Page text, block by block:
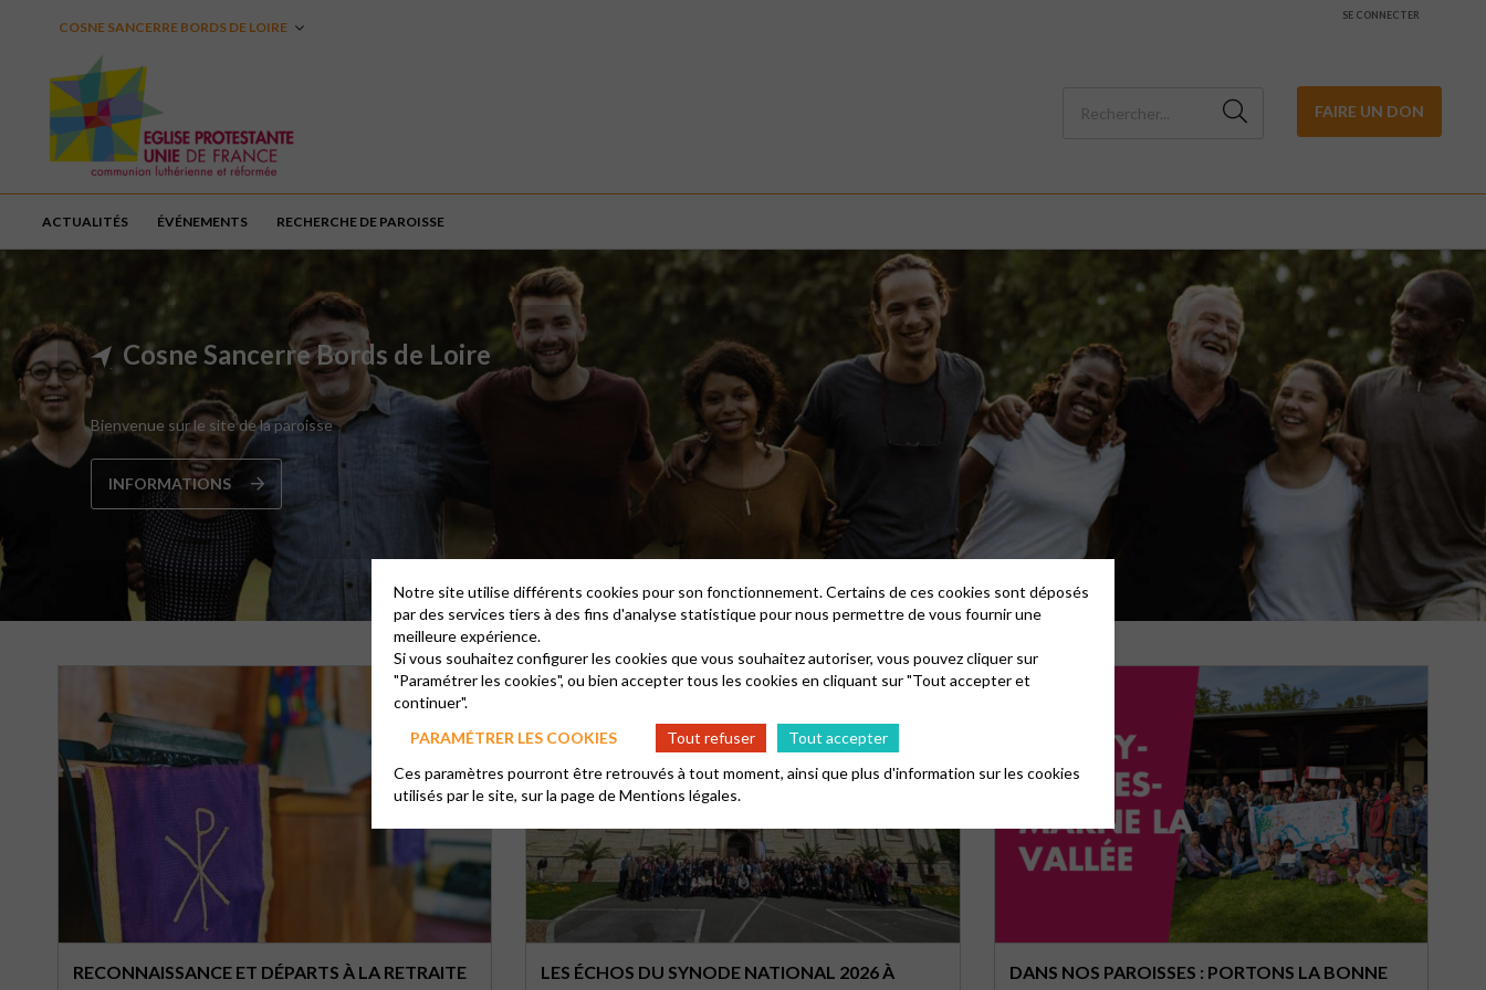
COSNE SANCERRE BORDS DE LOIRE
SE CONNECTER
FAIRE UN DON
ACTUALITÉS ÉVÉNEMENTS RECHERCHE DE PAROISSE
Cosne Sancerre Bords de Loire
Bienvenue sur le site de la paroisse
INFORMATIONS
RECONNAISSANCE ET DÉPARTS À LA RETRAITE
LES ÉCHOS DU SYNODE NATIONAL 2026 À
DANS NOS PAROISSES : PORTONS LA BONNE
Notre site utilise différents cookies pour son fonctionnement. Certains de ces cookies sont déposés
par des services tiers à des fins d'analyse statistique pour nous permettre de vous fournir une
meilleure expérience.
Si vous souhaitez configurer les cookies que vous souhaitez autoriser, vous pouvez cliquer sur
"Paramétrer les cookies", ou bien accepter tous les cookies en cliquant sur "Tout accepter et
continuer".
PARAMÉTRER LES COOKIES
Tout refuser
Tout accepter
Ces paramètres pourront être retrouvés à tout moment, ainsi que plus d'information sur les cookies
utilisés par le site, sur la page deMentions légales.